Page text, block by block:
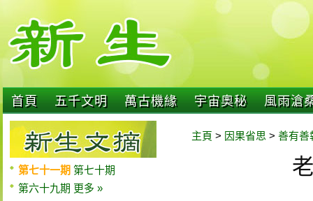
首頁 五千文明 萬古機緣 宇宙奧秘 風雨滄
第七十一期 第七十期
第六十九期 更多 »
主頁 > 因果省思 > 善有善